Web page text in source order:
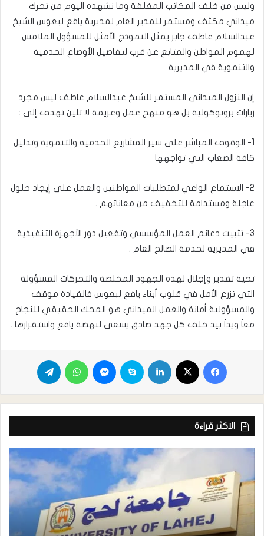
وليس من خلف المكاتب المغلقة وما نشهده اليوم من تحرك
ميداني مكثف ومستمر للمدير العام لمديرية يافع لبعوس الشيخ
عبدالسلام عاطف جابر يمثل النموذج الأمثل للمسؤول الملامس
لهموم المواطن والمتابع عن قرب لتفاصيل الأوضاع الخدمية
والتنموية في المديرية
إن النزول الميداني المستمر للشيخ عبدالسلام عاطف ليس مجرد
زيارات بروتوكولية بل هو منهج عمل وعزيمة لا تلين تهدف إلى :
1- الوقوف المباشر على سير المشاريع الخدمية والتنموية وتذليل
كافة الصعاب التي تواجهها
2- الاستماع الواعي لمتطلبات المواطنين والعمل على إيجاد حلول
عاجلة ومستدامة للتخفيف من معاناتهم .
3- تثبيت دعائم العمل المؤسسي وتفعيل دور الأجهزة التنفيذية
في المديرية لخدمة الصالح العام .
تحية تقدير وإجلال لهذه الجهود المخلصة والتحركات المسؤولة
التي تزرع الأمل في قلوب أبناء يافع لبعوس فالقيادة موقف
والمسؤولية أمانة والعمل الميداني هو المحك الحقيقي للنجاح
معاً ويداً بيد خلف كل جهد صادق يسعى لنهضة يافع واستقرارها .
الاكثر قراءة